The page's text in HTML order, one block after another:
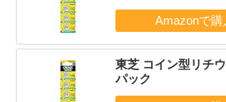
東芝 コイン型リチ
パック